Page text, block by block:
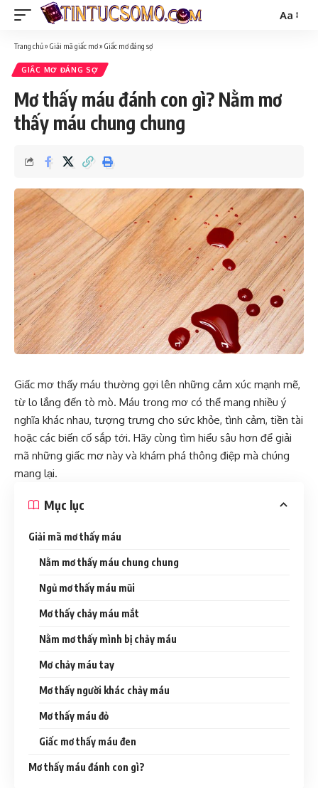
Aa
Trang chủ» Giải mã giấc mơ» Giấc mơ đáng sợ
GIẤC MƠ ĐÁNG SỢ
Mơ thấy máu đánh con gì? Nằm mơ
thấy máu chung chung
Giấc mơ thấy máu thường gợi lên những cảm xúc mạnh mẽ,
từ lo lắng đến tò mò. Máu trong mơ có thể mang nhiều ý
nghĩa khác nhau, tượng trưng cho sức khỏe, tình cảm, tiền tài
hoặc các biến cố sắp tới. Hãy cùng tìm hiểu sâu hơn để giải
mã những giấc mơ này và khám phá thông điệp mà chúng
mang lại.
Mục lục
Giải mã mơ thấy máu
Nằm mơ thấy máu chung chung
Ngủ mơ thấy máu mũi
Mơ thấy chảy máu mắt
Nằm mơ thấy mình bị chảy máu
Mơ chảy máu tay
Mơ thấy người khác chảy máu
Mơ thấy máu đỏ
Giấc mơ thấy máu đen
Mơ thấy máu đánh con gì?